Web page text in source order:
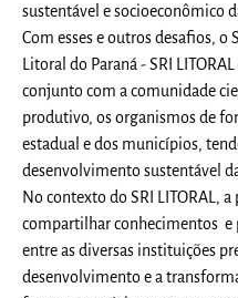
sustentável e socioeconômico
Com esses e outros desafios, o
Litoral do Paraná - SRI
conjunto com a comunidade
produtivo, os organismos de
estadual e dos municípios,
desenvolvimento sustentável
No contexto do SRI LITORAL, a
compartilhar conhecimentos e
entre as diversas instituições
desenvolvimento e a